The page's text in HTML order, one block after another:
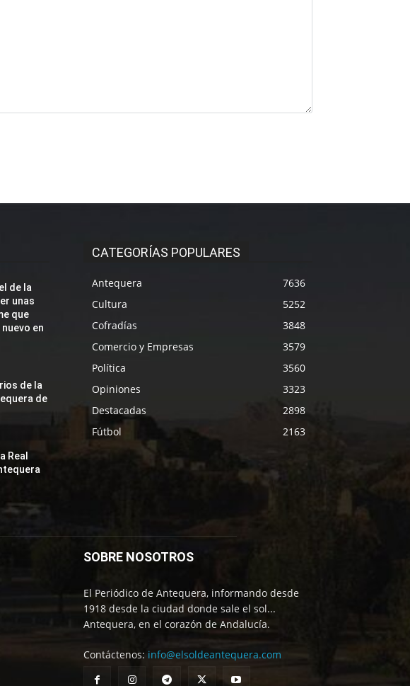
de la
unas
que
en
de la
de
Real
CATEGORÍAS POPULARES
Antequera
7636
Cultura
5252
Cofradías
3848
Comercio y Empresas
3579
Política
3560
Opiniones
3323
Destacadas
2898
Fútbol
2163
SOBRE NOSOTROS
El Periódico de Antequera, informando desde
1918 desde la ciudad donde sale el sol...
Antequera, en el corazón de Andalucía.
Contáctenos: info@elsoldeantequera.com